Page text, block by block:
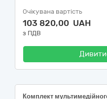
Очікувана вартість
103 820,00 UAH
з ПДВ